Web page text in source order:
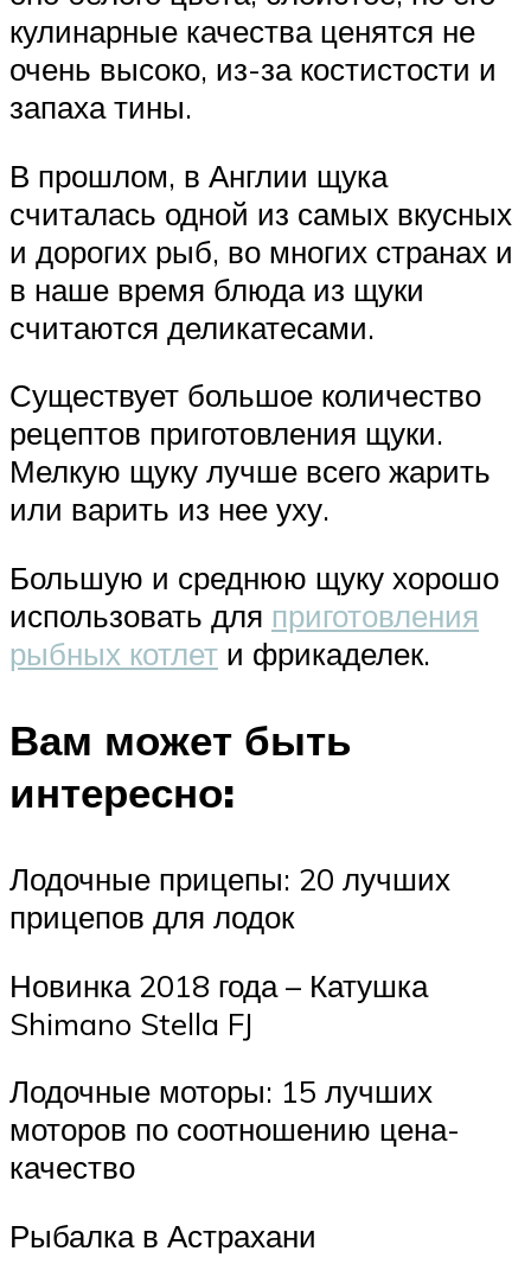
кулинарные качества ценятся не
очень высоко, из-за костистости и
запаха тины.
В прошлом, в Англии щука
считалась одной из самых вкусных
и дорогих рыб, во многих странах и
в наше время блюда из щуки
считаются деликатесами.
Существует большое количество
рецептов приготовления щуки.
Мелкую щуку лучше всего жарить
или варить из нее уху.
Большую и среднюю щуку хорошо
использовать для приготовления
рыбных котлет и фрикаделек.
Вам может быть
интересно:
Лодочные прицепы: 20 лучших
прицепов для лодок
Новинка 2018 года – Катушка
Shimano Stella FJ
Лодочные моторы: 15 лучших
моторов по соотношению цена-
качество
Рыбалка в Астрахани